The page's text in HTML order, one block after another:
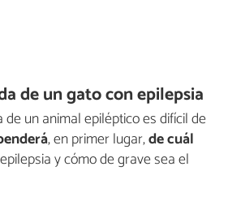
de un gato con epilepsia
un animal epiléptico es difícil de
, en primer lugar,de cuál
y cómo de grave sea el